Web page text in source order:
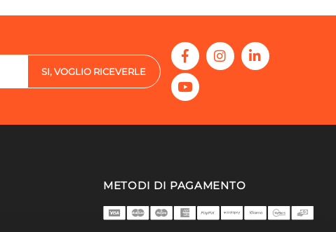
SI, VOGLIO RICEVERLE
METODI DI PAGAMENTO